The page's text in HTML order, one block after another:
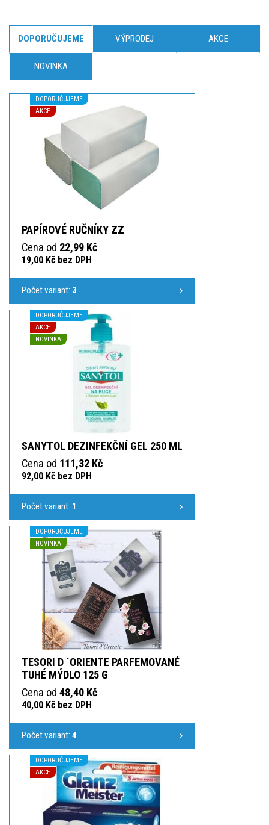
DOPORUČUJEME VÝPRODEJ AKCE
NOVINKA
DOPORUČUJEME
AKCE
PAPÍROVÉ RUČNÍKY ZZ
Cena od 22,99 Kč
19,00 Kč bez DPH
Počet variant: 3
DOPORUČUJEME
AKCE
NOVINKA
SANYTOL DEZINFEKČNÍ GEL 250 ML
Cena od 111,32 Kč
92,00 Kč bez DPH
Počet variant: 1
DOPORUČUJEME
NOVINKA
TESORI D ´ORIENTE PARFEMOVANÉ
TUHÉ MÝDLO 125 G
Cena od 48,40 Kč
40,00 Kč bez DPH
Počet variant: 4
DOPORUČUJEME
AKCE